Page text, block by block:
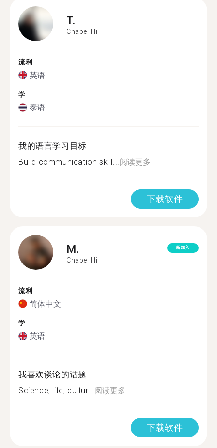
T.
Chapel Hill
流利
英语
学
泰语
我的语言学习目标
Build communication skill...阅读更多
下载软件
M.
Chapel Hill
新加入
流利
简体中文
学
英语
我喜欢谈论的话题
Science, life, cultur...阅读更多
下载软件